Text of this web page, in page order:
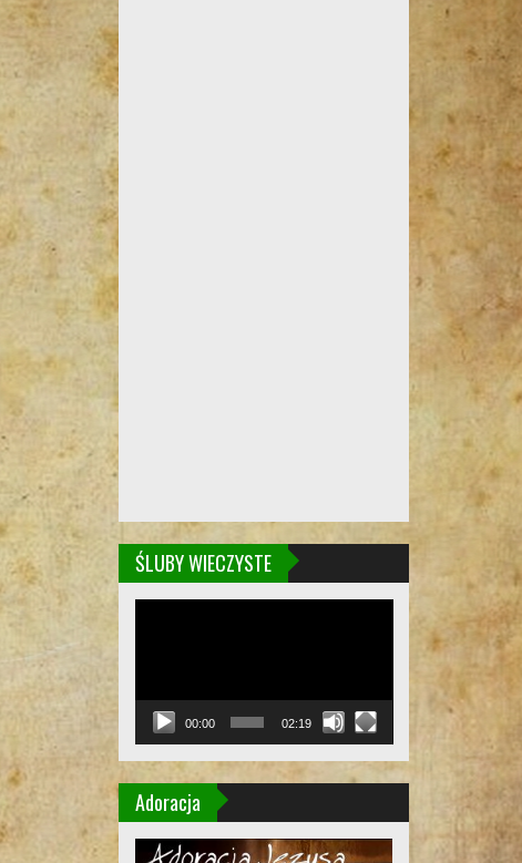
ŚLUBY WIECZYSTE
00:00 02:19
Adoracja